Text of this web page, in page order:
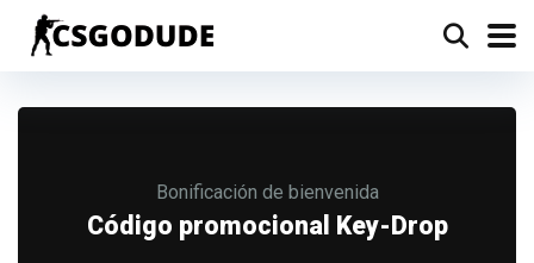
Bonificación de bienvenida
Código promocional Key-Drop